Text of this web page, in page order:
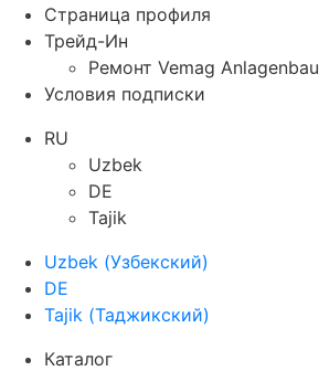
Страница профиля
Трейд-Ин
Ремонт Vemag Anlagenbau
Условия подписки
RU
Uzbek
DE
Tajik
Uzbek (Узбекский)
DE
Tajik (Таджикский)
Каталог